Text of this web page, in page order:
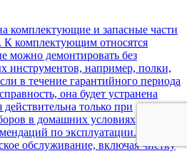
комплектующие и запасные части
К комплектующим относятся
можно демонтировать без
инструментов, например, полки,
в течение гарантийного периода
она будет устранена
только при
в домашних условиях
по эксплуатации.
обслуживание, включая чистку